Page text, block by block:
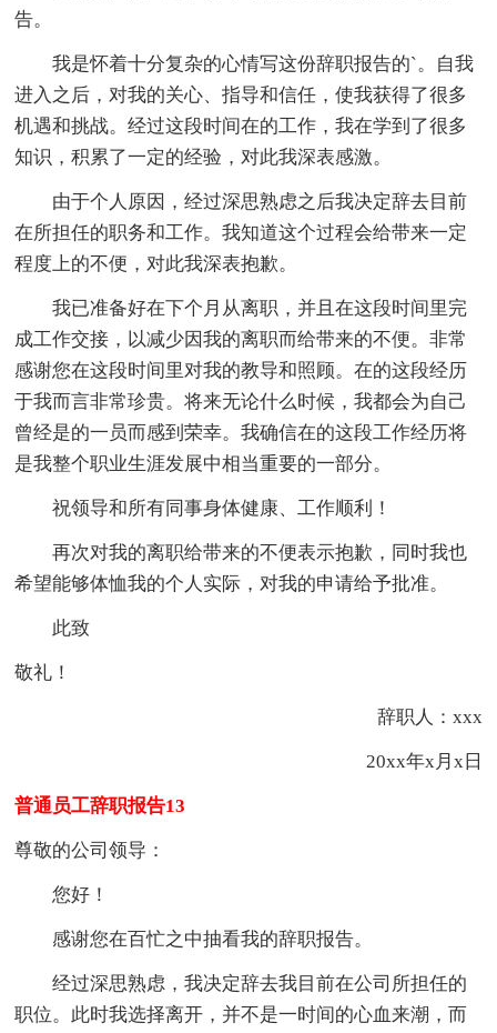
告。
我是怀着十分复杂的心情写这份辞职报告的`。自我
进入之后，对我的关心、指导和信任，使我获得了很多
机遇和挑战。经过这段时间在的工作，我在学到了很多
知识，积累了一定的经验，对此我深表感激。
由于个人原因，经过深思熟虑之后我决定辞去目前
在所担任的职务和工作。我知道这个过程会给带来一定
程度上的不便，对此我深表抱歉。
我已准备好在下个月从离职，并且在这段时间里完
成工作交接，以减少因我的离职而给带来的不便。非常
感谢您在这段时间里对我的教导和照顾。在的这段经历
于我而言非常珍贵。将来无论什么时候，我都会为自己
曾经是的一员而感到荣幸。我确信在的这段工作经历将
是我整个职业生涯发展中相当重要的一部分。
祝领导和所有同事身体健康、工作顺利！
再次对我的离职给带来的不便表示抱歉，同时我也
希望能够体恤我的个人实际，对我的申请给予批准。
此致
敬礼！
辞职人：xxx
20xx年x月x日
普通员工辞职报告13
尊敬的公司领导：
您好！
感谢您在百忙之中抽看我的辞职报告。
经过深思熟虑，我决定辞去我目前在公司所担任的
职位。此时我选择离开，并不是一时间的心血来潮，而